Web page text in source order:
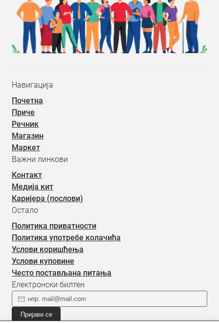
Навигација
Почетна
Приче
Речник
Магазин
Маркет
Важни линкови
Контакт
Медија кит
Каријера (послови)
Остало
Политика приватности
Политика употребе колачића
Услови коришћења
Услови куповине
Често постављана питања
Електронски билтен
Пријави се